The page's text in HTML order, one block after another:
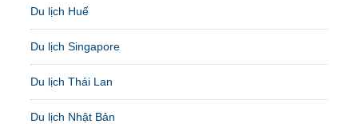
Du lịch Huế
Du lịch Singapore
Du lịch Thái Lan
Du lịch Nhật Bản